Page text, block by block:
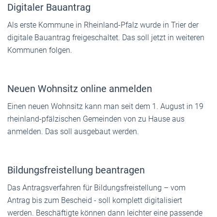
Digitaler Bauantrag
Als erste Kommune in Rheinland-Pfalz wurde in Trier der
digitale Bauantrag freigeschaltet. Das soll jetzt in weiteren
Kommunen folgen.
Neuen Wohnsitz online anmelden
Einen neuen Wohnsitz kann man seit dem 1. August in 19
rheinland-pfälzischen Gemeinden von zu Hause aus
anmelden. Das soll ausgebaut werden.
Bildungsfreistellung beantragen
Das Antragsverfahren für Bildungsfreistellung – vom
Antrag bis zum Bescheid - soll komplett digitalisiert
werden. Beschäftigte können dann leichter eine passende